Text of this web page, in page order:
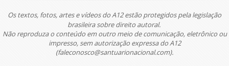
Os textos, fotos, artes e vídeos do A12 estão protegidos pela legislação
brasileira sobre direito autoral.
Não reproduza o conteúdo em outro meio de comunicação, eletrônico ou
impresso, sem autorização expressa do A12
(faleconosco@santuarionacional.com).